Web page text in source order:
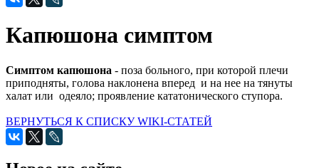
Капюшона симптом
Симптом капюшона - поза больного, при которой плечи
приподняты, голова наклонена вперед и на нее на тянуты
халат или одеяло; проявление кататонического ступора.
ВЕРНУТЬСЯ К СПИСКУ WIKI-СТАТЕЙ